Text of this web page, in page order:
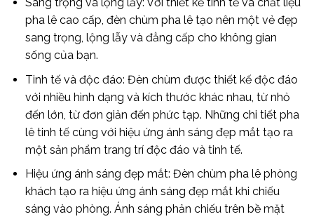
pha lê cao cấp, đèn chùm pha lê tạo nên một vẻ đẹp
sang trọng, lộng lẫy và đẳng cấp cho không gian
sống của bạn.
Tinh tế và độc đáo: Đèn chùm được thiết kế độc đáo
với nhiều hình dạng và kích thước khác nhau, từ nhỏ
đến lớn, từ đơn giản đến phức tạp. Những chi tiết pha
lê tinh tế cùng với hiệu ứng ánh sáng đẹp mắt tạo ra
một sản phẩm trang trí độc đáo và tinh tế.
Hiệu ứng ánh sáng đẹp mắt: Đèn chùm pha lê phòng
khách tạo ra hiệu ứng ánh sáng đẹp mắt khi chiếu
sáng vào phòng. Ánh sáng phản chiếu trên bề mặt